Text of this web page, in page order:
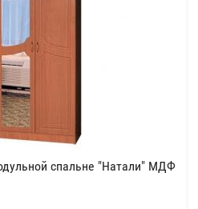
спальне "Натали" МДФ